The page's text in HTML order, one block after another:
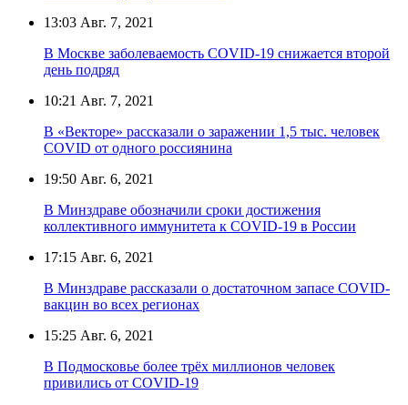
13:03 Авг. 7, 2021
В Москве заболеваемость COVID-19 снижается второй
день подряд
10:21 Авг. 7, 2021
В «Векторе» рассказали о заражении 1,5 тыс. человек
COVID от одного россиянина
19:50 Авг. 6, 2021
В Минздраве обозначили сроки достижения
коллективного иммунитета к COVID-19 в России
17:15 Авг. 6, 2021
В Минздраве рассказали о достаточном запасе COVID-
вакцин во всех регионах
15:25 Авг. 6, 2021
В Подмосковье более трёх миллионов человек
привились от COVID-19